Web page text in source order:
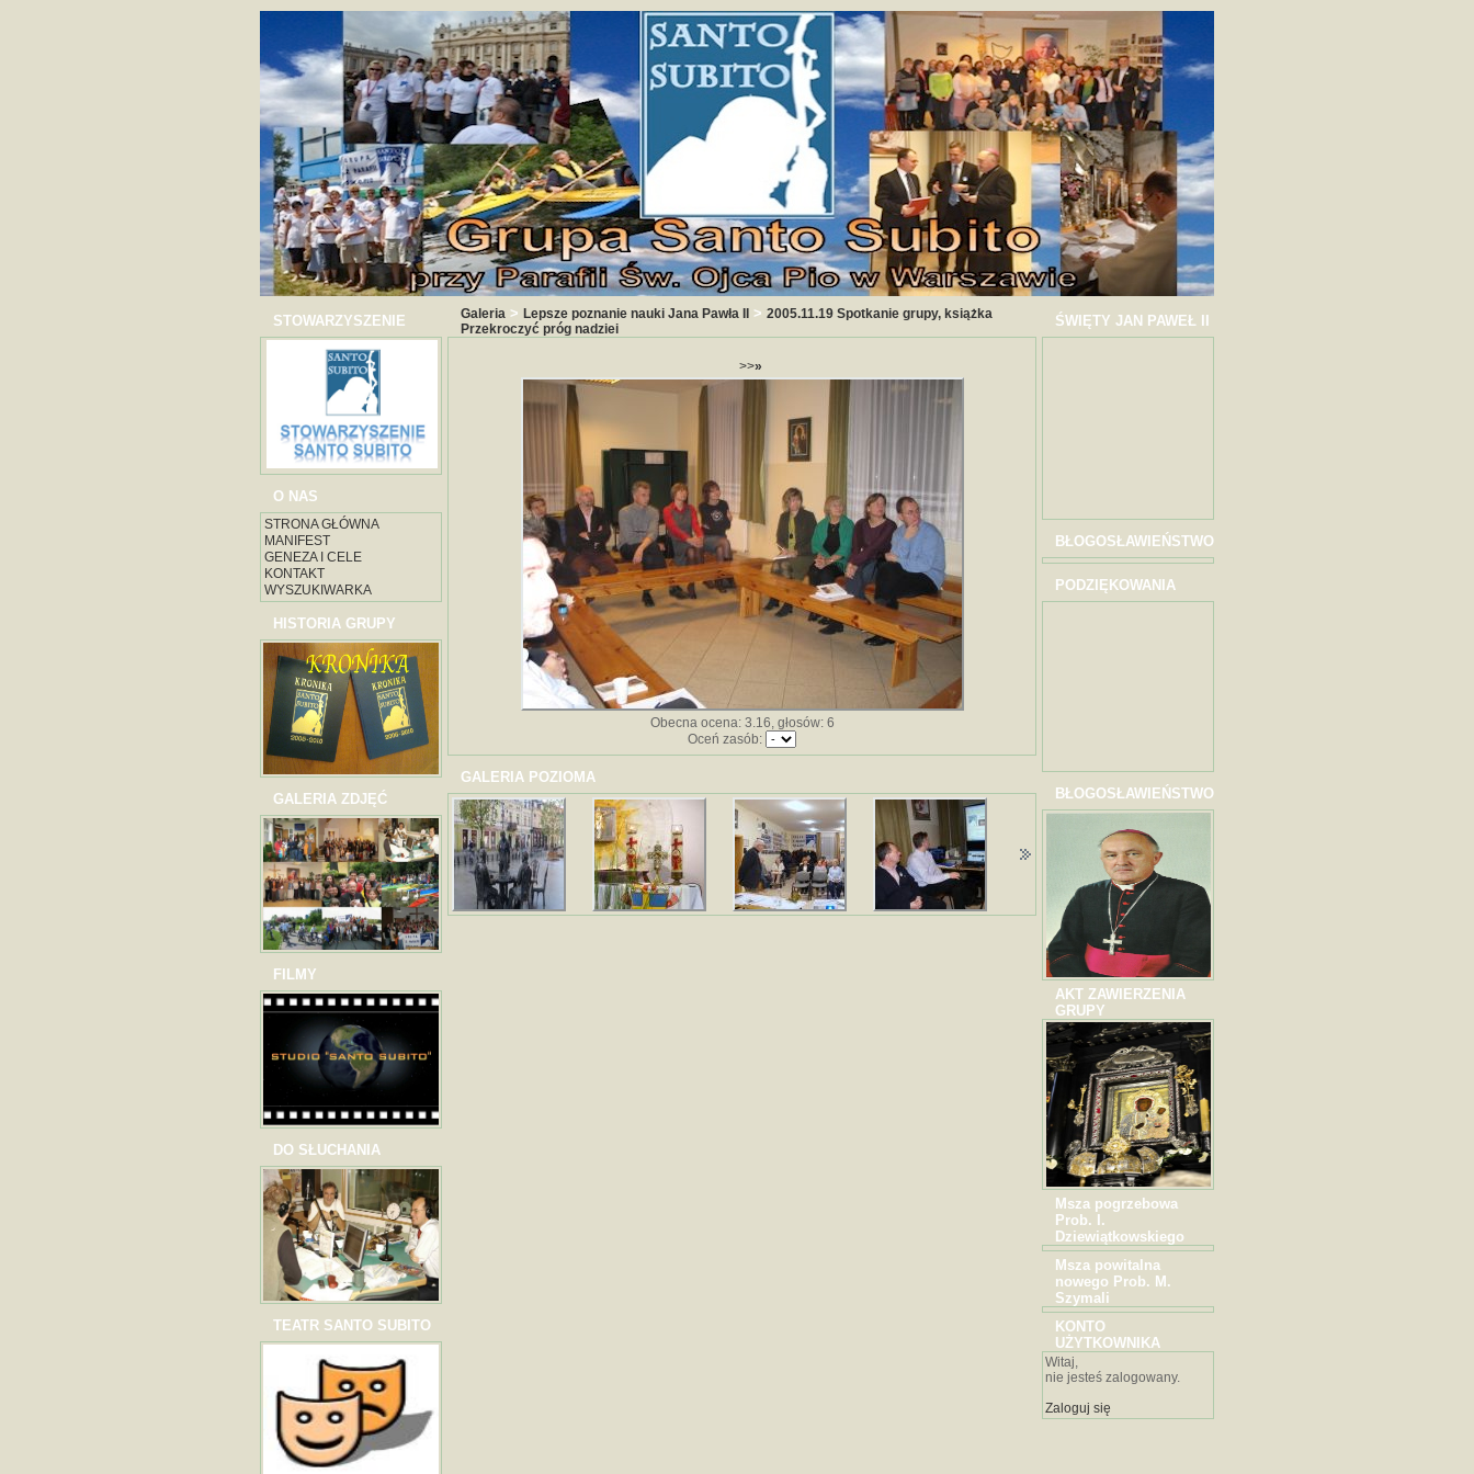
STOWARZYSZENIE
O NAS
STRONA GŁÓWNA
MANIFEST
GENEZA I CELE
KONTAKT
WYSZUKIWARKA
HISTORIA GRUPY
GALERIA ZDJĘĆ
FILMY
DO SŁUCHANIA
TEATR SANTO SUBITO
Galeria > Lepsze poznanie nauki Jana Pawła II > 2005.11.19 Spotkanie grupy, książka
Przekroczyć próg nadziei
>>»
Obecna ocena: 3.16, głosów: 6
Oceń zasób:
GALERIA POZIOMA
ŚWIĘTY JAN PAWEŁ II
BŁOGOSŁAWIEŃSTWO
PODZIĘKOWANIA
BŁOGOSŁAWIEŃSTWO
AKT ZAWIERZENIA
GRUPY
Msza pogrzebowa
Prob. I.
Dziewiątkowskiego
Msza powitalna
nowego Prob. M.
Szymali
KONTO
UŻYTKOWNIKA
Witaj,
nie jesteś zalogowany.
Zaloguj się